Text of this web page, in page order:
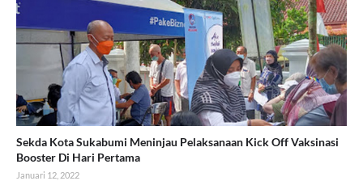
Sekda Kota Sukabumi Meninjau Pelaksanaan Kick Off Vaksinasi
Booster Di Hari Pertama
Januari 12, 2022